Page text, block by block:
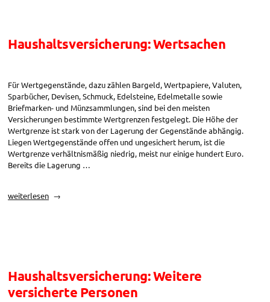
Haushaltsversicherung: Wertsachen
Für Wertgegenstände, dazu zählen Bargeld, Wertpapiere, Valuten,
Sparbücher, Devisen, Schmuck, Edelsteine, Edelmetalle sowie
Briefmarken- und Münzsammlungen, sind bei den meisten
Versicherungen bestimmte Wertgrenzen festgelegt. Die Höhe der
Wertgrenze ist stark von der Lagerung der Gegenstände abhängig.
Liegen Wertgegenstände offen und ungesichert herum, ist die
Wertgrenze verhältnismäßig niedrig, meist nur einige hundert Euro.
Bereits die Lagerung …
„Haushaltsversicherung:
weiterlesen
Haushaltsversicherung: Weitere
versicherte Personen